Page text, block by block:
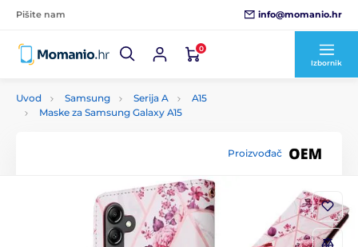
Pišite nam info@momanio.hr
0
Izbornik
Uvod Samsung Serija A
A15
Maske za Samsung Galaxy A15
Proizvođač